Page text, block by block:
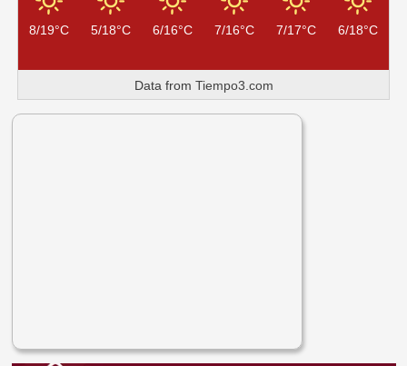
8/19°C 5/18°C 6/16°C 7/16°C 7/17°C 6/18°C
Data from Tiempo3.com